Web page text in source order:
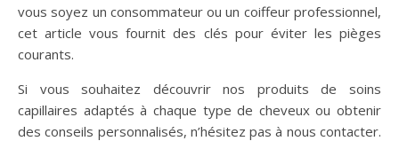
vous soyez un consommateur ou un coiffeur professionnel,
cet article vous fournit des clés pour éviter les pièges
courants.
Si vous souhaitez découvrir nos produits de soins
capillaires adaptés à chaque type de cheveux ou obtenir
des conseils personnalisés, n’hésitez pas à nous contacter.